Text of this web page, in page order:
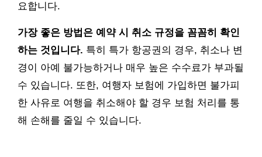
요합니다.
가장 좋은 방법은 예약 시 취소 규정을 꼼꼼히 확인
하는 것입니다. 특히 특가 항공권의 경우, 취소나 변
경이 아예 불가능하거나 매우 높은 수수료가 부과될
수 있습니다. 또한, 여행자 보험에 가입하면 불가피
한 사유로 여행을 취소해야 할 경우 보험 처리를 통
해 손해를 줄일 수 있습니다.